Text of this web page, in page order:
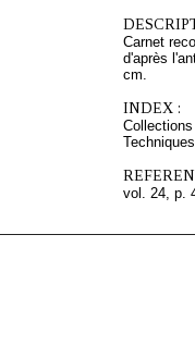
Carnet
d'après
cm.
INDEX :
vol. 24, p.